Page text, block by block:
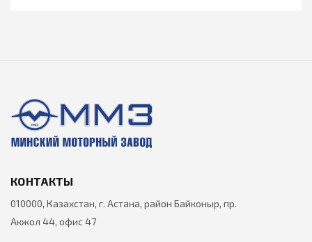
КОНТАКТЫ
010000, Казахстан, г. Астана, район Байконыр, пр.
Акжол 44, офис 47